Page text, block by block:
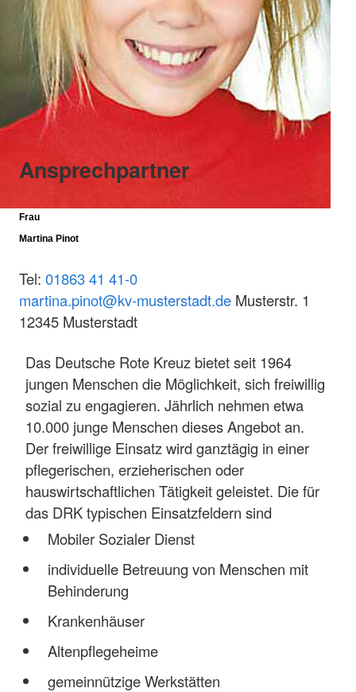
Ansprechpartner
Frau
Martina Pinot
Tel: 01863 41 41-0
martina.pinot@kv-musterstadt.de Musterstr. 1
12345 Musterstadt
Das Deutsche Rote Kreuz bietet seit 1964
jungen Menschen die Möglichkeit, sich freiwillig
sozial zu engagieren. Jährlich nehmen etwa
10.000 junge Menschen dieses Angebot an.
Der freiwillige Einsatz wird ganztägig in einer
pflegerischen, erzieherischen oder
hauswirtschaftlichen Tätigkeit geleistet. Die für
das DRK typischen Einsatzfeldern sind
Mobiler Sozialer Dienst
individuelle Betreuung von Menschen mit
Behinderung
Krankenhäuser
Altenpflegeheime
gemeinnützige Werkstätten